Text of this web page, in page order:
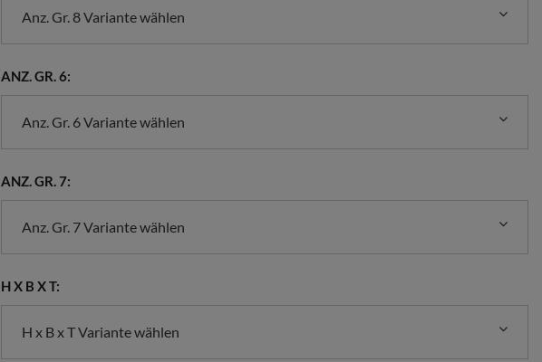
Anz. Gr. 8 Variante wählen
ANZ. GR. 6:
Anz. Gr. 6 Variante wählen
ANZ. GR. 7:
Anz. Gr. 7 Variante wählen
H X B X T:
H x B x T Variante wählen